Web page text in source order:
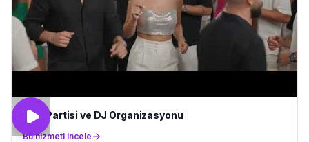
Villa Partisi ve DJ Organizasyonu
Bu hizmeti incele